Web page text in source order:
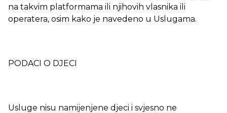
na takvim platformama ili njihovih vlasnika ili
operatera, osim kako je navedeno u Uslugama.
PODACI O DJECI
Usluge nisu namijenjene djeci i svjesno ne